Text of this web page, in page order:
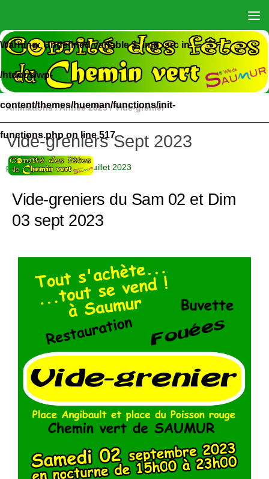
Warning: Undefined variable $_img_src in
/htdocs/wp-
content/themes/hueman/functions/init-
functions.php on line 517
Animations /Année 2023 / Vide-grenier
Vide-greniers Sept 2023
parAdministrateur ·8 juillet 2023
Vide-greniers du Sam 02 et Dim
03 sept 2023